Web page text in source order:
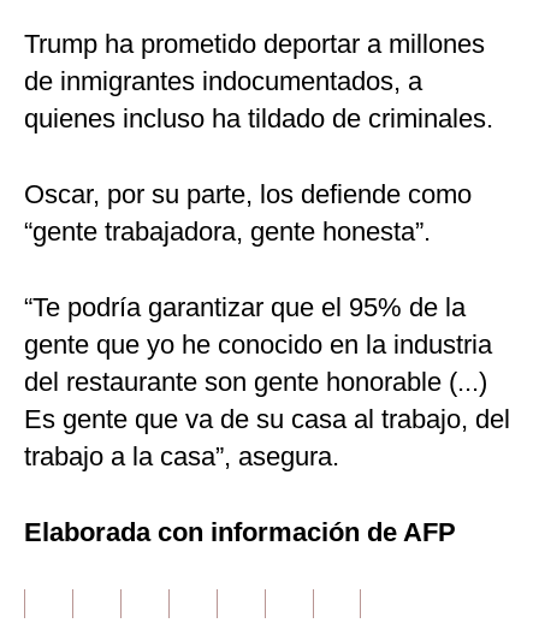
Trump ha prometido deportar a millones
de inmigrantes indocumentados, a
quienes incluso ha tildado de criminales.
Oscar, por su parte, los defiende como
“gente trabajadora, gente honesta”.
“Te podría garantizar que el 95% de la
gente que yo he conocido en la industria
del restaurante son gente honorable (...)
Es gente que va de su casa al trabajo, del
trabajo a la casa”, asegura.
Elaborada con información de AFP